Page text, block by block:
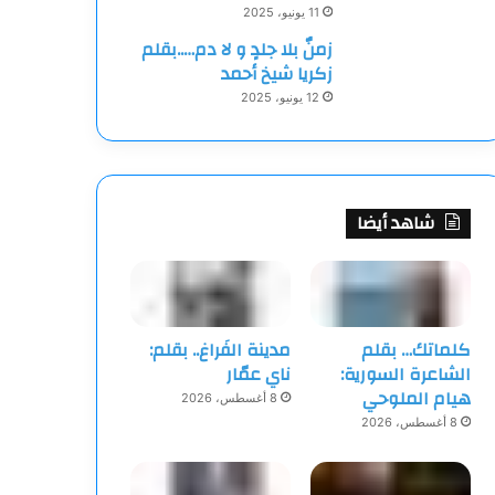
11 يونيو، 2025
زمنٌ بلا جلدٍ و لا دم…..بقلم
زكريا شيخ أحمد
12 يونيو، 2025
شاهد أيضا
كلماتك… بقلم
الشاعرة السورية:
هيام الملوحي
8 أغسطس، 2026
مدينة الفَراغ.. بقلم:
ناي عمّار
8 أغسطس، 2026